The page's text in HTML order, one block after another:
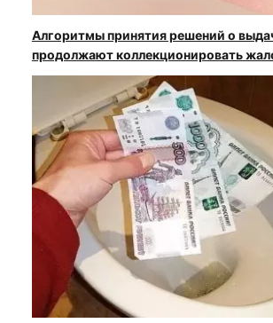
Алгоритмы принятия решений о
продолжают коллекционировать